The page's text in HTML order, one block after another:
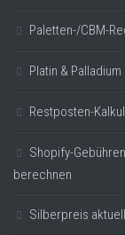
Paletten-/CBM-
Platin &
Restposten-
Shopify-
berechnen
Silberpreis